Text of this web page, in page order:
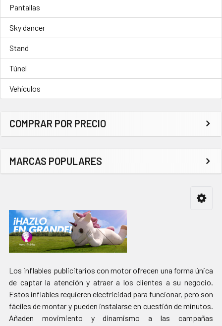
Pantallas
Sky dancer
Stand
Túnel
Vehículos
COMPRAR POR PRECIO
MARCAS POPULARES
Los inflables publicitarios con motor ofrecen una forma única
de captar la atención y atraer a los clientes a su negocio.
Estos inflables requieren electricidad para funcionar, pero son
fáciles de montar y pueden instalarse en cuestión de minutos.
Añaden movimiento y dinamismo a las campañas